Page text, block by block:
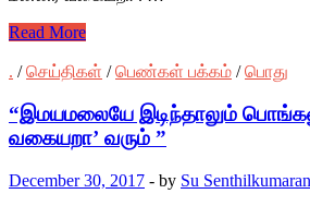
Read More
. /செய்திகள் /பெண்கள் பக்கம் /பொது
“இமயமலையே இடிந்தாலும்
வகையறா’ வரும் ”
December 30, 2017 - by Su Senthilkumaran